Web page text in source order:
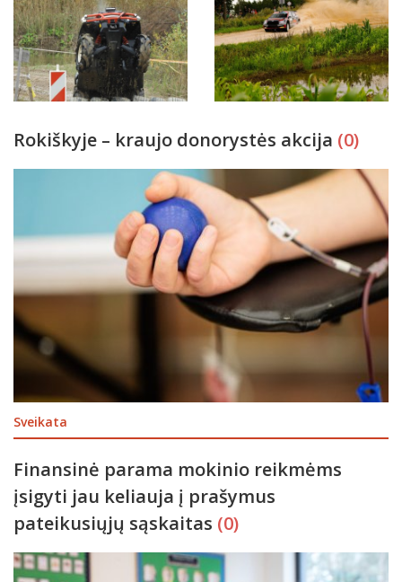
Rokiškyje – kraujo donorystės akcija (0)
Sveikata
Finansinė parama mokinio reikmėms
įsigyti jau keliauja į prašymus
pateikusiųjų sąskaitas (0)